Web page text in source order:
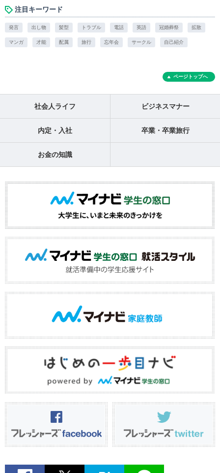
注目キーワード
発言 出し物 髪型 トラブル 電話 英語 冠婚葬祭 拡散
マンガ 才能 配属 旅行 忘年会 サークル 自己紹介
ページトップへ
社会人ライフ ビジネスマナー
内定・入社 卒業・卒業旅行
お金の知識